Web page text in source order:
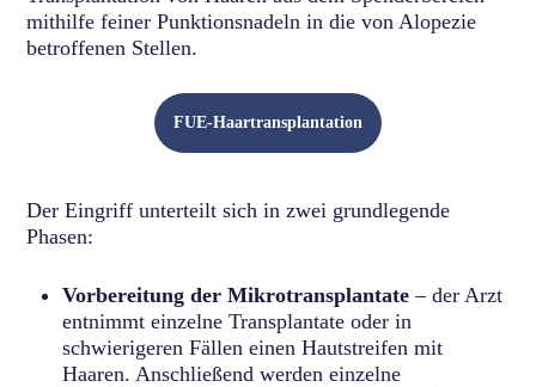
mithilfe feiner Punktionsnadeln in die von Alopezie
betroffenen Stellen.
FUE-Haartransplantation
Der Eingriff unterteilt sich in zwei grundlegende
Phasen:
Vorbereitung der Mikrotransplantate – der Arzt
entnimmt einzelne Transplantate oder in
schwierigeren Fällen einen Hautstreifen mit
Haaren. Anschließend werden einzelne